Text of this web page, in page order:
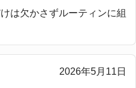
は欠かさずルーティンに組
2026年5月11日